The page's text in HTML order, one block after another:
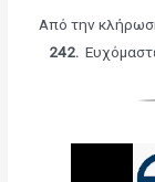
Από την
242.